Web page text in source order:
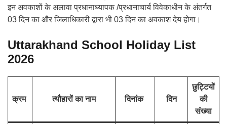
इन अवकाशों के अलावा प्रधानाध्यापक /प्रधानाचार्य विवेकाधीन के अंतर्गत
03 दिन का और जिलाधिकारी द्वारा भी 03 दिन का अवकाश देय होगा।
Uttarakhand School Holiday List
2026
क्रम त्यौहारों का नाम दिनांक दिन
छुट्टियों
की
संख्या